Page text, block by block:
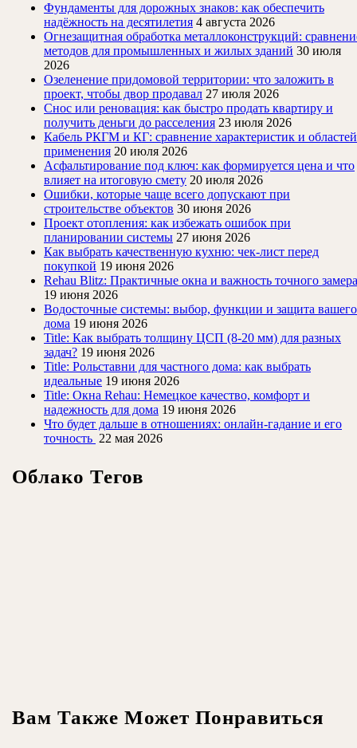
Фундаменты для дорожных знаков: как обеспечить
надёжность на десятилетия 4 августа 2026
Огнезащитная обработка металлоконструкций:
методов для промышленных и жилых зданий 30 июля
2026
Озеленение придомовой территории: что заложить в
проект, чтобы двор продавал 27 июля 2026
Снос или реновация: как быстро продать квартиру и
получить деньги до расселения 23 июля 2026
Кабель РКГМ и КГ: сравнение характеристик и областей
применения 20 июля 2026
Асфальтирование под ключ: как формируется цена и что
влияет на итоговую смету 20 июля 2026
Ошибки, которые чаще всего допускают при
строительстве объектов 30 июня 2026
Проект отопления: как избежать ошибок при
планировании системы 27 июня 2026
Как выбрать качественную кухню: чек-лист перед
покупкой 19 июня 2026
Rehau Blitz: Практичные окна и важность точного замера
19 июня 2026
Водосточные системы: выбор, функции и защита вашего
дома 19 июня 2026
Title: Как выбрать толщину ЦСП (8-20 мм) для разных
задач? 19 июня 2026
Title: Рольставни для частного дома: как выбрать
идеальные 19 июня 2026
Title: Окна Rehau: Немецкое качество, комфорт и
надежность для дома 19 июня 2026
Что будет дальше в отношениях: онлайн-гадание и его
точность 22 мая 2026
Облако Тегов
Вам Также Может Понравиться